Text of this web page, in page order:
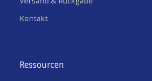
Kontakt
Ressourcen